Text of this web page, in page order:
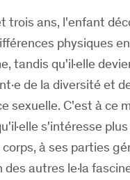
trois ans, l'enfant
physiques
tandis qu'il·elle
de la diversité et
sexuelle. C'est à ce
s'intéresse
à ses parties
autres le·la